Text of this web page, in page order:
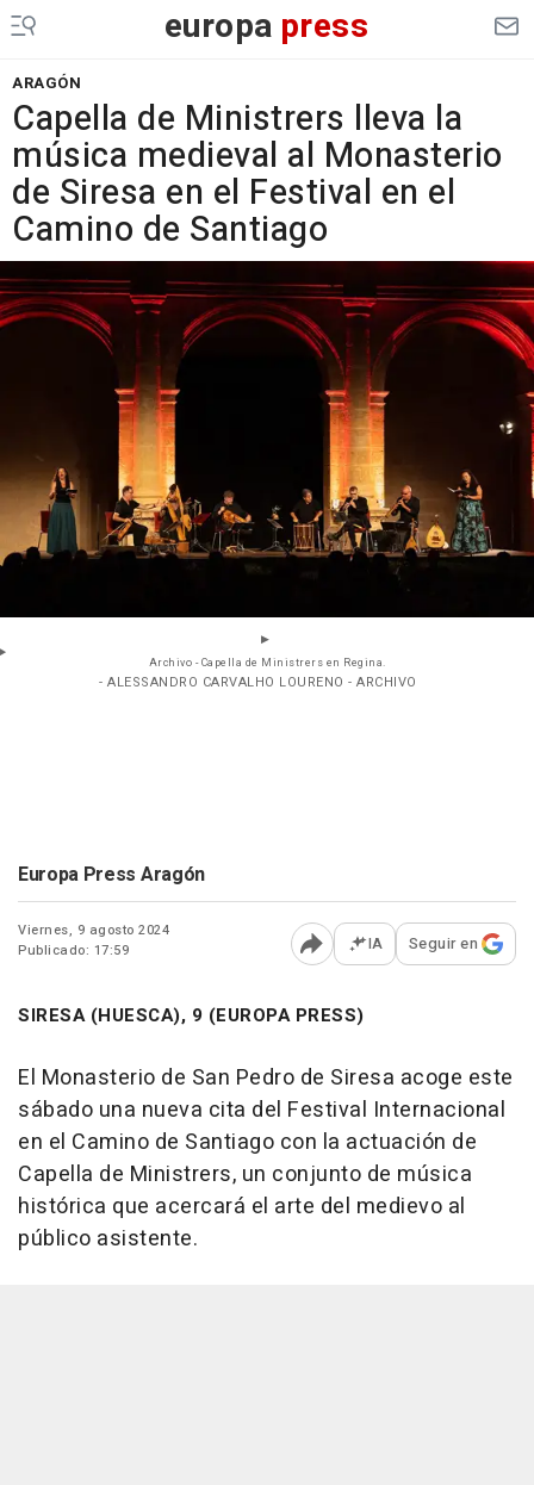
europa press
ARAGÓN
Capella de Ministrers lleva la
música medieval al Monasterio
de Siresa en el Festival en el
Camino de Santiago
Archivo - Capella de Ministrers en Regina.
- ALESSANDRO CARVALHO LOURENO - ARCHIVO
Europa Press Aragón
Viernes, 9 agosto 2024
Publicado: 17:59
Abrir opciones para
IA Seguir en
SIRESA (HUESCA), 9 (EUROPA PRESS)
El Monasterio de San Pedro de Siresa acoge este
sábado una nueva cita del Festival Internacional
en el Camino de Santiago con la actuación de
Capella de Ministrers, un conjunto de música
histórica que acercará el arte del medievo al
público asistente.